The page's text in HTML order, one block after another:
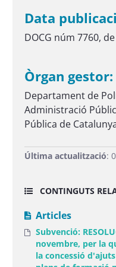
Data
DOCG núm 7760,
Òrgan gestor:
Departament de
Administració
Pública de
Última actualització:
CONTINGUTS
Articles
Subvenció:
novembre, per la
la concessió